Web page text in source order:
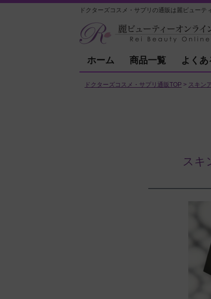
ドクターズコスメ・サプリの通販は麗ビューテ
ホーム 商品一覧 よくあ
ドクターズコスメ・サプリ通販TOP スキン
スキ